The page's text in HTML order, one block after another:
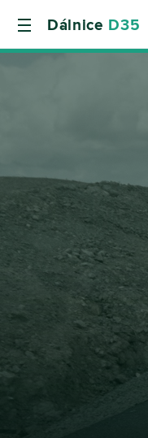
Dálnice D35